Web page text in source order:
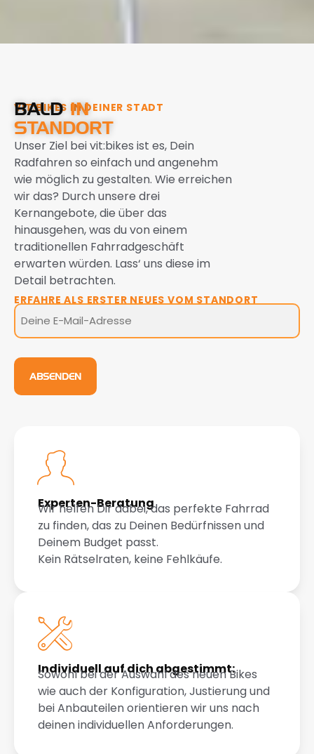
VIT:BIKES IN DEINER STADT
BALD IN
STANDORT
Unser Ziel bei vit:bikes ist es, Dein
Radfahren so einfach und angenehm
wie möglich zu gestalten. Wie erreichen
wir das? Durch unsere drei
Kernangebote, die über das
hinausgehen, was du von einem
traditionellen Fahrradgeschäft
erwarten würden. Lass‘ uns diese im
Detail betrachten.
ERFAHRE ALS ERSTER NEUES VOM STANDORT
Erfahre
als
Erster
neues
vom
ABSENDEN
Experten-Beratung
Wir helfen Dir dabei, das perfekte Fahrrad
zu finden, das zu Deinen Bedürfnissen und
Deinem Budget passt.
Kein Rätselraten, keine Fehlkäufe.
Individuell auf dich abgestimmt:
Sowohl bei der Auswahl des neuen Bikes
wie auch der Konfiguration, Justierung und
bei Anbauteilen orientieren wir uns nach
deinen individuellen Anforderungen.